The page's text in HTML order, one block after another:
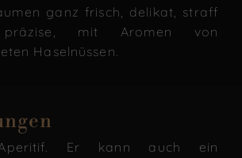
ganz frisch, delikat, straff
mit Aromen von
Haselnüssen.
Er kann auch ein